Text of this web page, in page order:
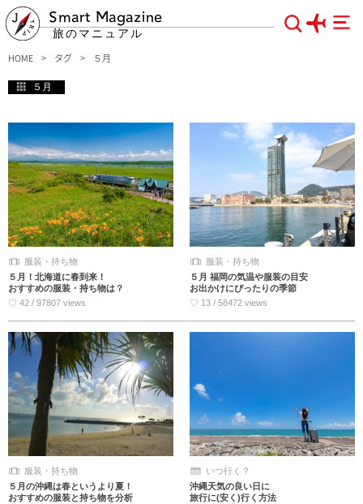
Smart Magazine
旅のマニュアル
HOME タグ ５月
５月
服装・持ち物
５月！北海道に春到来！
おすすめの服装・持ち物は？
♡ 42 / 97807 views
服装・持ち物
５月 福岡の気温や服装の目安
お出かけにぴったりの季節
♡ 13 / 58472 views
服装・持ち物
５月の沖縄は春というより夏！
おすすめの服装と持ち物を分析
いつ行く？
沖縄天気の良い日に
旅行に(安く)行く方法